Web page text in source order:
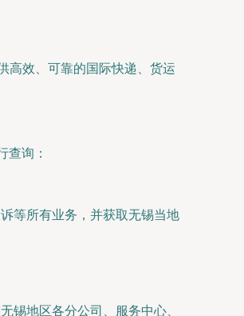
高效、可靠的国际快递、货运
查询：
等所有业务，并获取无锡当地
锡地区各分公司、服务中心、